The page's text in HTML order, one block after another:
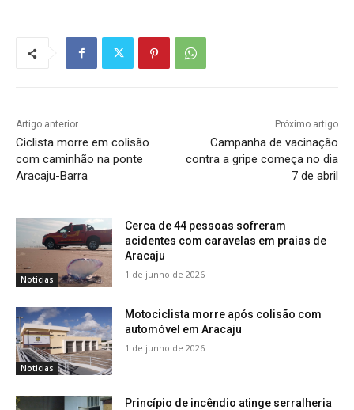
Artigo anterior
Ciclista morre em colisão
com caminhão na ponte
Aracaju-Barra
Próximo artigo
Campanha de vacinação
contra a gripe começa no dia
7 de abril
Noticias
Cerca de 44 pessoas sofreram
acidentes com caravelas em praias de
Aracaju
1 de junho de 2026
Noticias
Motociclista morre após colisão com
automóvel em Aracaju
1 de junho de 2026
Princípio de incêndio atinge serralheria